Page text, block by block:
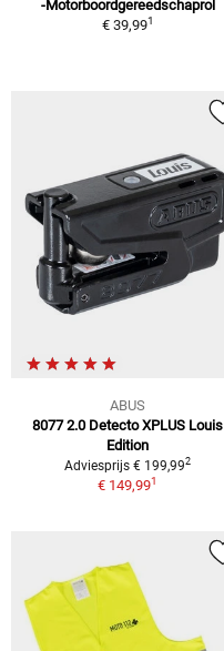
-Motorboordgereedschaprol
€ 39,991
ABUS
8077 2.0 Detecto XPLUS Louis
Edition
Adviesprijs € 199,992
€ 149,991